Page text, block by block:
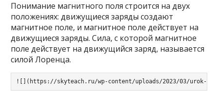
Понимание магнитного поля строится на двух
положениях: движущиеся заряды создают
магнитное поле, и магнитное поле действует на
движущиеся заряды. Сила, с которой магнитное
поле действует на движущийся заряд, называется
силой Лоренца.
![](https://skyteach.ru/wp-content/uploads/2023/03/urok-